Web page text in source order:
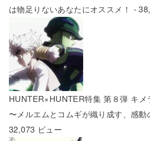
は物足りないあなたにオススメ！ -
HUNTER×HUNTER特集 第８弾 キメ
〜メルエムとコムギが織り成す、感動
32,073 ビュー